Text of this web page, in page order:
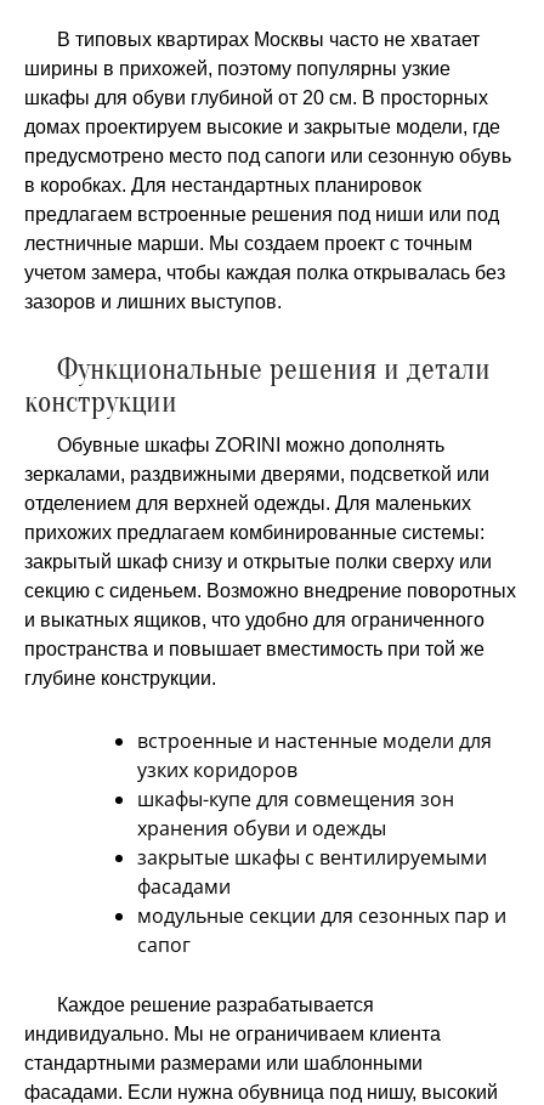
В типовых квартирах Москвы часто не хватает
ширины в прихожей, поэтому популярны узкие
шкафы для обуви глубиной от 20 см. В просторных
домах проектируем высокие и закрытые модели, где
предусмотрено место под сапоги или сезонную обувь
в коробках. Для нестандартных планировок
предлагаем встроенные решения под ниши или под
лестничные марши. Мы создаем проект с точным
учетом замера, чтобы каждая полка открывалась без
зазоров и лишних выступов.
Функциональные решения и детали
конструкции
Обувные шкафы ZORINI можно дополнять
зеркалами, раздвижными дверями, подсветкой или
отделением для верхней одежды. Для маленьких
прихожих предлагаем комбинированные системы:
закрытый шкаф снизу и открытые полки сверху или
секцию с сиденьем. Возможно внедрение поворотных
и выкатных ящиков, что удобно для ограниченного
пространства и повышает вместимость при той же
глубине конструкции.
встроенные и настенные модели для
узких коридоров
шкафы-купе для совмещения зон
хранения обуви и одежды
закрытые шкафы с вентилируемыми
фасадами
модульные секции для сезонных пар и
сапог
Каждое решение разрабатывается
индивидуально. Мы не ограничиваем клиента
стандартными размерами или шаблонными
фасадами. Если нужна обувница под нишу, высокий